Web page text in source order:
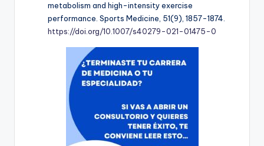
metabolism and high-intensity exercise
performance. Sports Medicine, 51(9), 1857-1874.
https://doi.org/10.1007/s40279-021-01475-0